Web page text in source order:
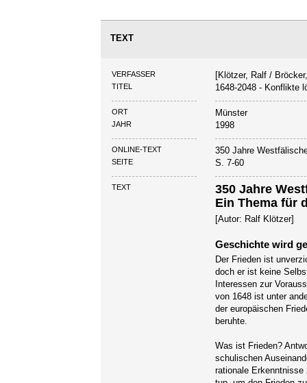
TEXT
VERFASSER [Klötzer, Ralf /
TITEL 1648-2048 - Konflikte
ORT Münster
JAHR 1998
ONLINE-TEXT 350 Jahre
SEITE S. 7-60
TEXT
350 Jahre
Ein Thema für
[Autor: Ralf Klötzer]
Geschichte wird
Der Frieden ist
doch er ist keine
Interessen zur
von 1648 ist unter
der europäischen
beruhte.
Was ist Frieden?
schulischen
rationale